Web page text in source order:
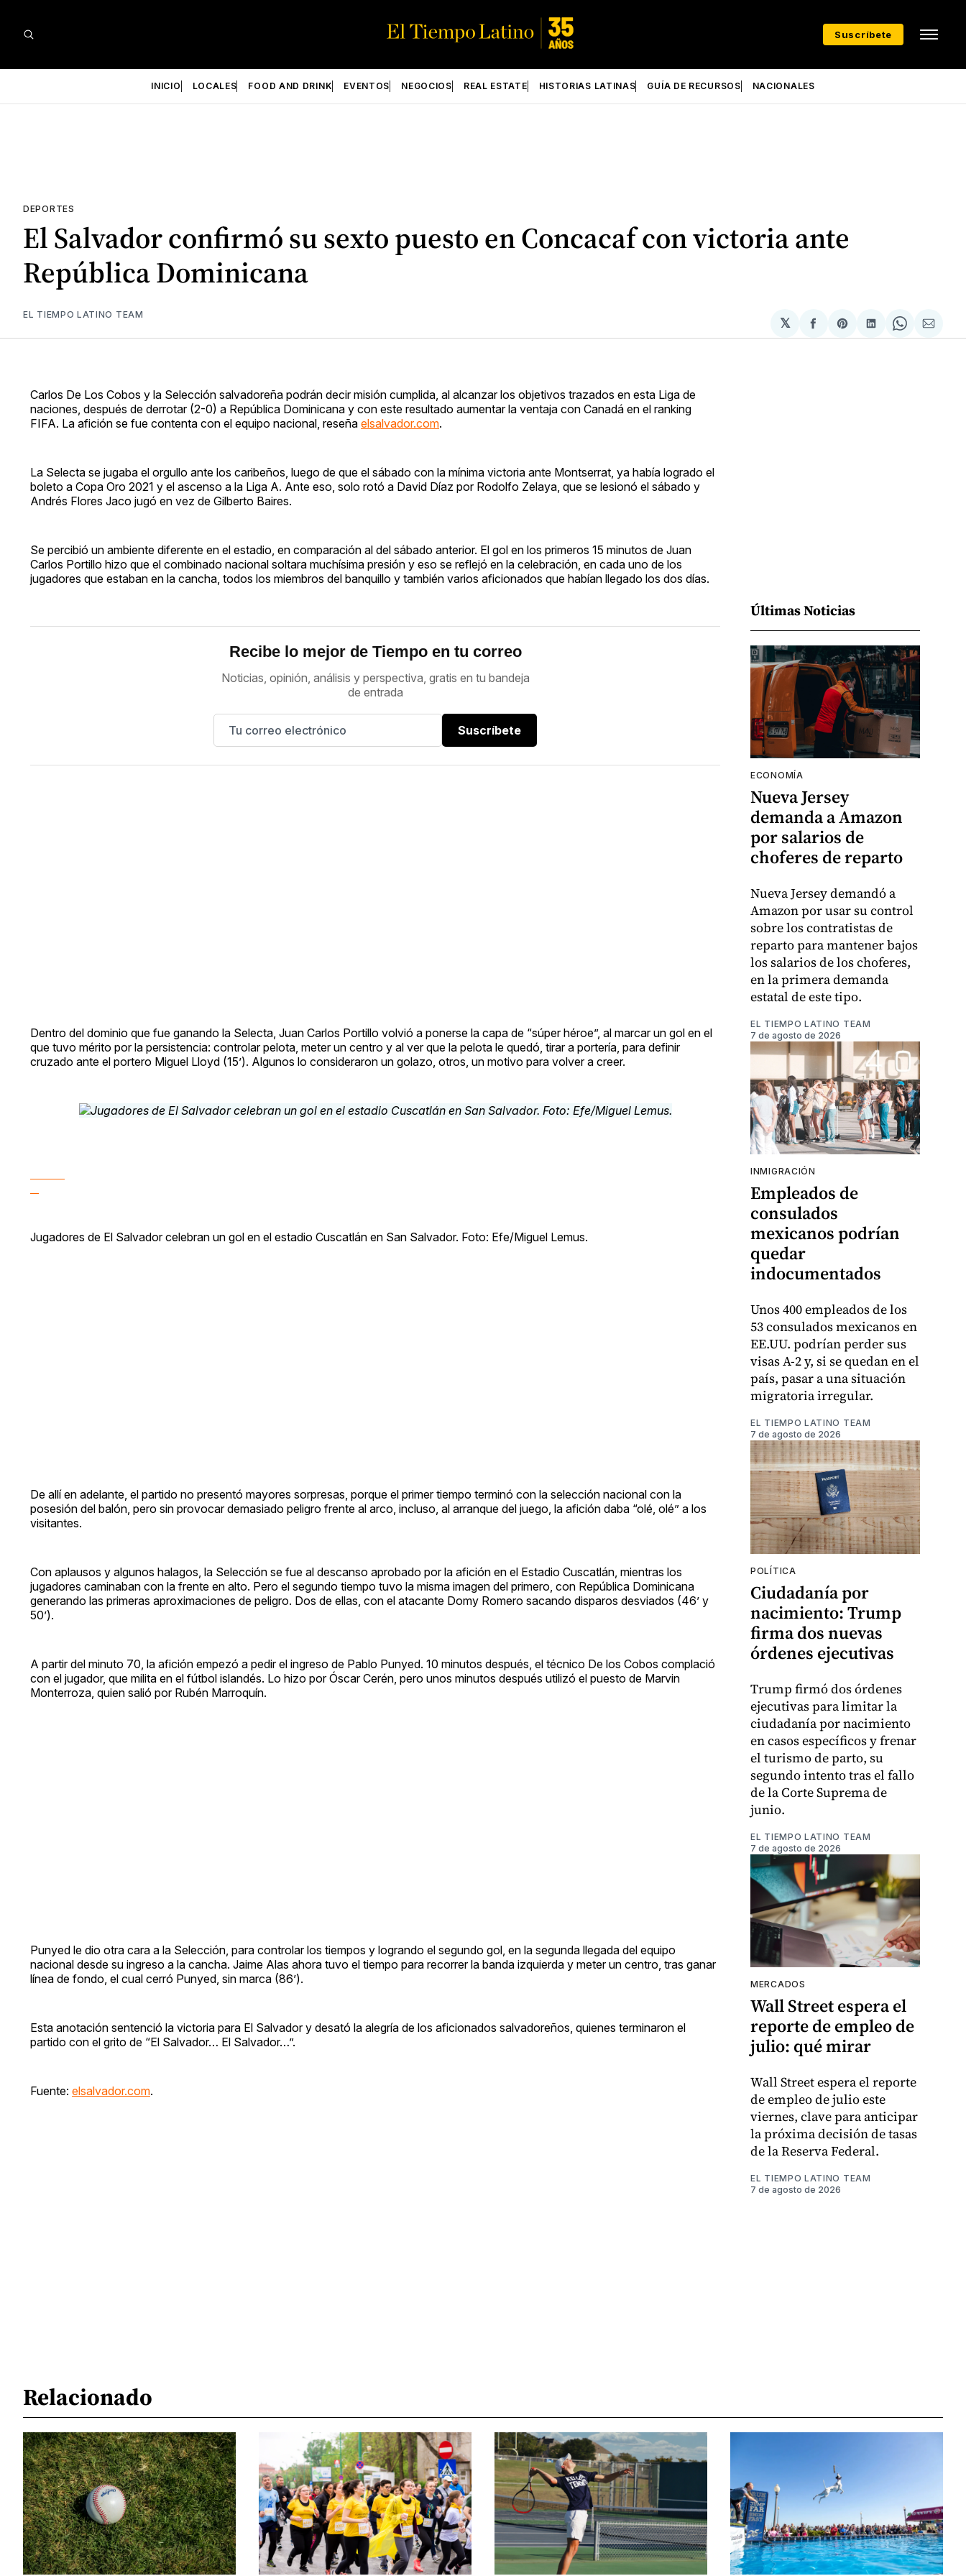
Suscríbete
INICIO LOCALES FOOD AND DRINK EVENTOS NEGOCIOS REAL ESTATE HISTORIAS LATINAS GUÍA DE RECURSOS NACIONALES
DEPORTES
El Salvador confirmó su sexto puesto en Concacaf con victoria ante
República Dominicana
EL TIEMPO LATINO TEAM
𝕏
Compartir
en
Share
on
Compartir
en
Share
on
via
Carlos De Los Cobos y la Selección salvadoreña podrán decir misión cumplida, al alcanzar los objetivos trazados en esta Liga de
naciones, después de derrotar (2-0) a República Dominicana y con este resultado aumentar la ventaja con Canadá en el ranking
FIFA. La afición se fue contenta con el equipo nacional, reseña elsalvador.com.
La Selecta se jugaba el orgullo ante los caribeños, luego de que el sábado con la mínima victoria ante Montserrat, ya había logrado el
boleto a Copa Oro 2021 y el ascenso a la Liga A. Ante eso, solo rotó a David Díaz por Rodolfo Zelaya, que se lesionó el sábado y
Andrés Flores Jaco jugó en vez de Gilberto Baires.
Se percibió un ambiente diferente en el estadio, en comparación al del sábado anterior. El gol en los primeros 15 minutos de Juan
Carlos Portillo hizo que el combinado nacional soltara muchísima presión y eso se reflejó en la celebración, en cada uno de los
jugadores que estaban en la cancha, todos los miembros del banquillo y también varios aficionados que habían llegado los dos días.
Recibe lo mejor de Tiempo en tu correo
Noticias, opinión, análisis y perspectiva, gratis en tu bandeja
de entrada
Suscríbete
Dentro del dominio que fue ganando la Selecta, Juan Carlos Portillo volvió a ponerse la capa de “súper héroe”, al marcar un gol en el
que tuvo mérito por la persistencia: controlar pelota, meter un centro y al ver que la pelota le quedó, tirar a portería, para definir
cruzado ante el portero Miguel Lloyd (15’). Algunos lo consideraron un golazo, otros, un motivo para volver a creer.
Jugadores de El Salvador celebran un gol en el estadio Cuscatlán en San Salvador. Foto: Efe/Miguel Lemus.
De allí en adelante, el partido no presentó mayores sorpresas, porque el primer tiempo terminó con la selección nacional con la
posesión del balón, pero sin provocar demasiado peligro frente al arco, incluso, al arranque del juego, la afición daba “olé, olé” a los
visitantes.
Con aplausos y algunos halagos, la Selección se fue al descanso aprobado por la afición en el Estadio Cuscatlán, mientras los
jugadores caminaban con la frente en alto. Pero el segundo tiempo tuvo la misma imagen del primero, con República Dominicana
generando las primeras aproximaciones de peligro. Dos de ellas, con el atacante Domy Romero sacando disparos desviados (46’ y
50’).
A partir del minuto 70, la afición empezó a pedir el ingreso de Pablo Punyed. 10 minutos después, el técnico De los Cobos complació
con el jugador, que milita en el fútbol islandés. Lo hizo por Óscar Cerén, pero unos minutos después utilizó el puesto de Marvin
Monterroza, quien salió por Rubén Marroquín.
Punyed le dio otra cara a la Selección, para controlar los tiempos y logrando el segundo gol, en la segunda llegada del equipo
nacional desde su ingreso a la cancha. Jaime Alas ahora tuvo el tiempo para recorrer la banda izquierda y meter un centro, tras ganar
línea de fondo, el cual cerró Punyed, sin marca (86’).
Esta anotación sentenció la victoria para El Salvador y desató la alegría de los aficionados salvadoreños, quienes terminaron el
partido con el grito de “El Salvador… El Salvador…”.
Fuente: elsalvador.com.
Últimas Noticias
ECONOMÍA
Nueva Jersey
demanda a Amazon
por salarios de
choferes de reparto
Nueva Jersey demandó a
Amazon por usar su control
sobre los contratistas de
reparto para mantener bajos
los salarios de los choferes,
en la primera demanda
estatal de este tipo.
EL TIEMPO LATINO TEAM
7 de agosto de 2026
INMIGRACIÓN
Empleados de
consulados
mexicanos podrían
quedar
indocumentados
Unos 400 empleados de los
53 consulados mexicanos en
EE.UU. podrían perder sus
visas A-2 y, si se quedan en el
país, pasar a una situación
migratoria irregular.
EL TIEMPO LATINO TEAM
7 de agosto de 2026
POLÍTICA
Ciudadanía por
nacimiento: Trump
firma dos nuevas
órdenes ejecutivas
Trump firmó dos órdenes
ejecutivas para limitar la
ciudadanía por nacimiento
en casos específicos y frenar
el turismo de parto, su
segundo intento tras el fallo
de la Corte Suprema de
junio.
EL TIEMPO LATINO TEAM
7 de agosto de 2026
MERCADOS
Wall Street espera el
reporte de empleo de
julio: qué mirar
Wall Street espera el reporte
de empleo de julio este
viernes, clave para anticipar
la próxima decisión de tasas
de la Reserva Federal.
EL TIEMPO LATINO TEAM
7 de agosto de 2026
Relacionado